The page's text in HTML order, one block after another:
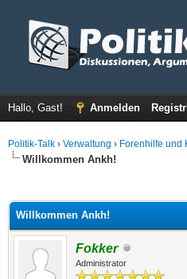
Hallo, Gast! Anmelden
Politik-Talk › Verwaltung › Forenhilfe und
Willkommen Ankh!
Willkommen Ankh!
Fokker
Administrator